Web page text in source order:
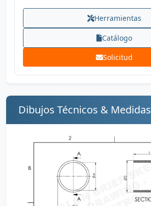
Herramientas
Catálogo
Solicitud
Dibujos Técnicos & Medidas